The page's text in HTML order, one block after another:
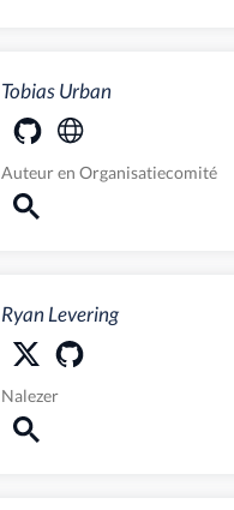
Tobias Urban
Auteuren Organisatiecomité
Ryan Levering
Nalezer